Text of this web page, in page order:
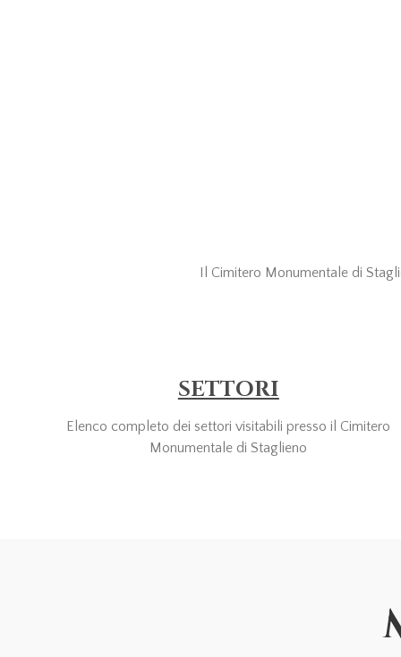
Il Cimitero Monumentale di
SETTORI
Elenco completo dei settori visitabili presso il Cimitero
Monumentale di Staglieno